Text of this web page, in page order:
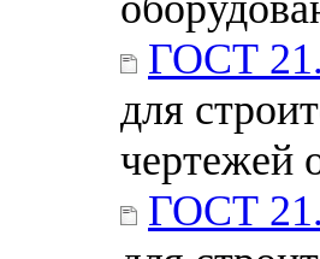
ГОСТ
для
чертежей
ГОСТ